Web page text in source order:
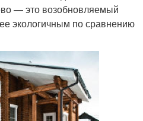
— это возобновляемый
экологичным по сравнению